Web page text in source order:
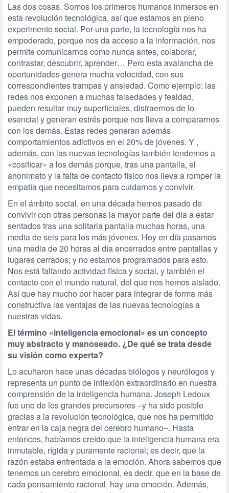
Las dos cosas. Somos los primeros humanos inmersos en
esta revolución tecnológica, así que estamos en pleno
experimento social. Por una parte, la tecnología nos ha
empoderado, porque nos da acceso a la información, nos
permite comunicarnos como nunca antes, colaborar,
contrastar, descubrir, aprender… Pero esta avalancha de
oportunidades genera mucha velocidad, con sus
correspondientes trampas y ansiedad. Como ejemplo: las
redes nos exponen a muchas falsedades y fealdad,
pueden resultar muy superficiales, distraernos de lo
esencial y generan estrés porque nos lleva a compararnos
con los demás. Estas redes generan además
comportamientos adictivos en el 20% de jóvenes. Y ,
además, con las nuevas tecnologías también tendemos a
«cosificar» a los demás porque, tras una pantalla, el
anonimato y la falta de contacto físico nos lleva a romper la
empatía que necesitamos para cuidarnos y convivir.
En el ámbito social, en una década hemos pasado de
convivir con otras personas la mayor parte del día a estar
sentados tras una solitaria pantalla muchas horas, una
media de seis para los más jóvenes. Hoy en día pasamos
una media de 20 horas al día encerrados entre pantallas y
lugares cerrados; y no estamos programados para esto.
Nos está faltando actividad física y social, y también el
contacto con el mundo natural, del que nos hemos aislado.
Así que hay mucho por hacer para integrar de forma más
constructiva las ventajas de las nuevas tecnologías a
nuestras vidas.
El término «inteligencia emocional» es un concepto
muy abstracto y manoseado. ¿De qué se trata desde
su visión como experta?
Lo acuñaron hace unas décadas biólogos y neurólogos y
representa un punto de inflexión extraordinario en nuestra
comprensión de la inteligencia humana. Joseph Ledoux
fue uno de los grandes precursores –y ha sido posible
gracias a la revolución tecnológica, que nos ha permitido
entrar en la caja negra del cerebro humano–. Hasta
entonces, habíamos creído que la inteligencia humana era
inmutable, rígida y puramente racional; es decir, que la
razón estaba enfrentada a la emoción. Ahora sabemos que
tenemos un cerebro emocional, es decir, que en la base de
cada pensamiento racional, hay una emoción. Además,